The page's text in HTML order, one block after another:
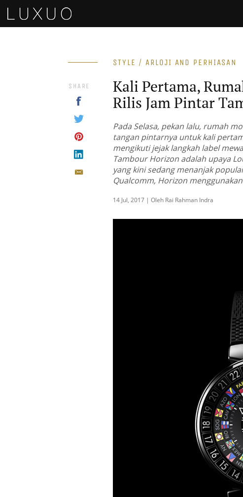
STYLE / ARLOJI AND PERHIASAN
Kali Pertama,
Rilis Jam Pintar
Pada Selasa, pekan lalu, rumah
tangan pintarnya untuk kali
mengikuti jejak langkah label
Tambour Horizon adalah upaya
yang kini sedang menanjak
Qualcomm, Horizon
14 Jul, 2017 | Oleh Rai Rahman Indra
SHARE